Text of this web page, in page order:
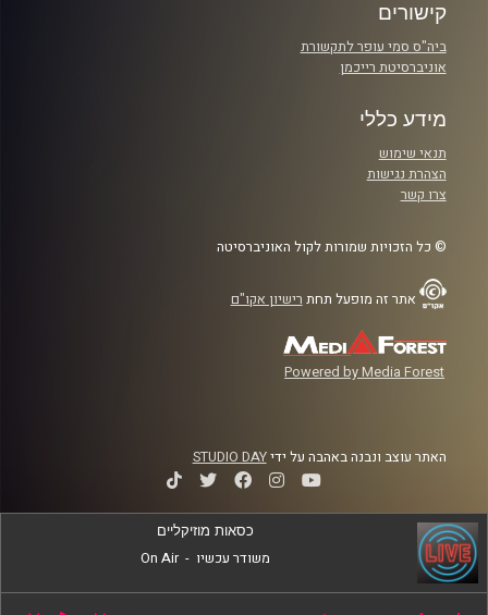
קישורים
ביה"ס סמי עופר לתקשורת
אוניברסיטת רייכמן
מידע כללי
תנאי שימוש
הצהרת נגישות
צרו קשר
© כל הזכויות שמורות לקול האוניברסיטה
אתר זה מופעל תחת רישיון אקו"ם
Powered by Media Forest
האתר עוצב ונבנה באהבה על ידיSTUDIO DAY
כסאות מוזיקליים
משודר עכשיו -
On Air